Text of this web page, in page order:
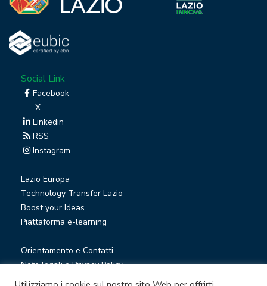
Social Link
Facebook
X
Linkedin
RSS
Instagram
Lazio Europa
Technology Transfer Lazio
Boost your Ideas
Piattaforma e-learning
Orientamento e Contatti
Note legali e Privacy Policy
Privacy Newsletter